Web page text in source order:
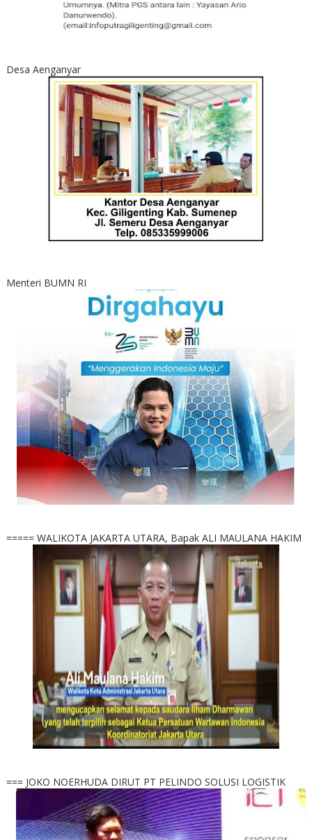
Desa Aenganyar
Menteri BUMN RI
===== WALIKOTA JAKARTA UTARA, Bapak ALI MAULANA HAKIM
=== JOKO NOERHUDA DIRUT PT PELINDO SOLUSI LOGISTIK